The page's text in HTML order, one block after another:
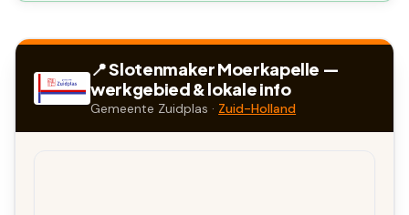
📍 SlotenmakerMoerkapelle —
werkgebied & lokale info
Gemeente Zuidplas · Zuid-Holland